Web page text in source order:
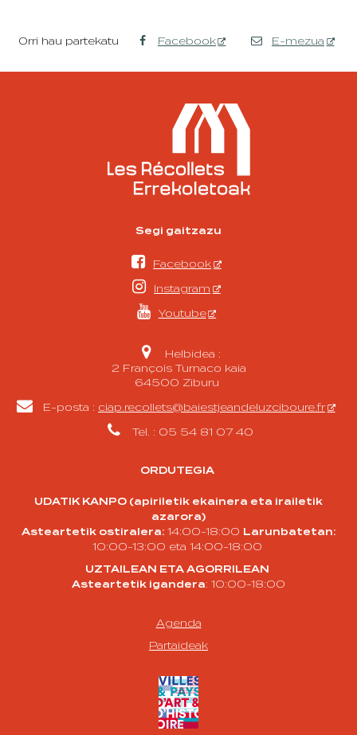
Orri hau partekatu Facebook E-mezua
Segi gaitzazu
 Facebook
 Instagram
 Youtube

Helbidea :
2 François Turnaco kaia
64500 Ziburu
 E-posta : ciap.recollets@baiestjeandeluzciboure.fr
 Tel. : 05 54 81 07 40
ORDUTEGIA
UDATIK KANPO (apiriletik ekainera eta irailetik
azarora)
Asteartetik ostiralera: 14:00-18:00 Larunbatetan:
10:00-13:00 eta 14:00-18:00
UZTAILEAN ETA AGORRILEAN
Asteartetik igandera: 10:00-18:00
Agenda
Partaideak